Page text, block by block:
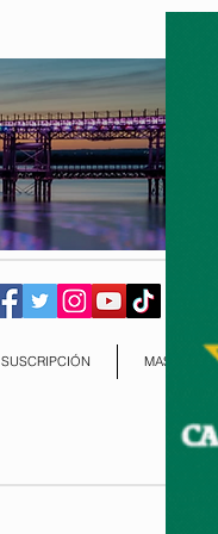
SUSCRIPCIÓN MAS